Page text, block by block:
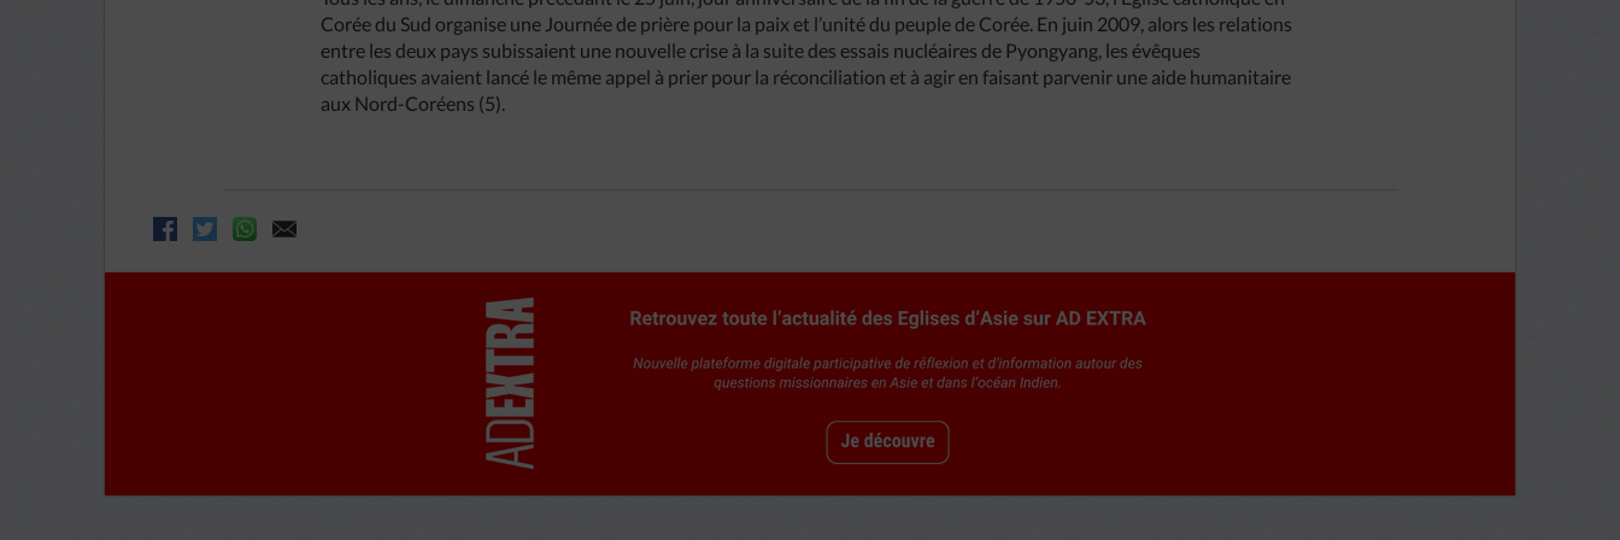
Corée du Sud organise une Journée de prière pour la paix et l’unité du peuple de Corée. En juin 2009, alors les relations
entre les deux pays subissaient une nouvelle crise à la suite des essais nucléaires de Pyongyang, les évêques
catholiques avaient lancé le même appel à prier pour la réconciliation et à agir en faisant parvenir une aide humanitaire
aux Nord-Coréens (5).